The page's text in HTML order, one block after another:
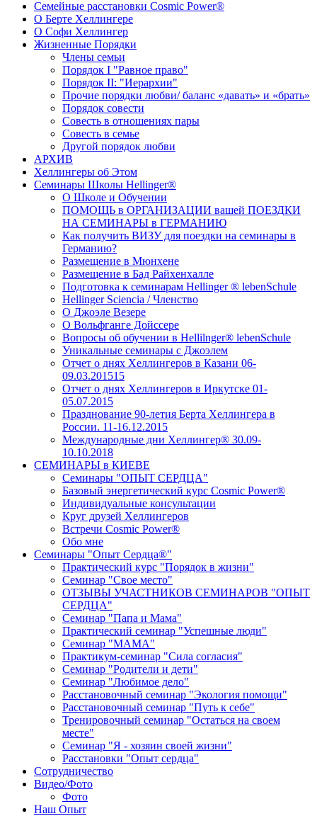
Семейные расстановки Cosmic Power®
О Берте Хеллингере
О Софи Хеллингер
Жизненные Порядки
Члены семьи
Порядок I "Равное право"
Порядок II: "Иерархии"
Прочие порядки любви/ баланс «давать» и «брать»
Порядок совести
Совесть в отношениях пары
Совесть в семье
Другой порядок любви
АРХИВ
Хеллингеры об Этом
Семинары Школы Hellinger®
О Школе и Обучении
ПОМОЩЬ в ОРГАНИЗАЦИИ вашей ПОЕЗДКИ
НА СЕМИНАРЫ в ГЕРМАНИЮ
Как получить ВИЗУ для поездки на семинары в
Германию?
Размещение в Мюнхене
Размещение в Бад Райхенхалле
Подготовка к семинарам Hellinger ® lebenSchule
Hellinger Sciencia / Членство
О Джоэле Везере
О Вольфганге Дойссере
Вопросы об обучении в Hellilnger® lebenSchule
Уникальные семинары с Джоэлем
Отчет о днях Хеллингеров в Казани 06-
09.03.201515
Отчет о днях Хеллингеров в Иркутске 01-
05.07.2015
Празднование 90-летия Берта Хеллингера в
России. 11-16.12.2015
Международные дни Хеллингер® 30.09-
10.10.2018
СЕМИНАРЫ в КИЕВЕ
Семинары "ОПЫТ СЕРДЦА"
Базовый энергетический курс Cosmic Power®
Индивидуальные консультации
Круг друзей Хеллингеров
Встречи Cosmic Power®
Обо мне
Семинары "Опыт Сердца®"
Практический курс "Порядок в жизни"
Семинар "Свое место"
ОТЗЫВЫ УЧАСТНИКОВ СЕМИНАРОВ "ОПЫТ
СЕРДЦА"
Семинар "Папа и Мама"
Практический семинар "Успешные люди"
Семинар "МАМА"
Практикум-семинар "Сила согласия"
Семинар "Родители и дети"
Семинар "Любимое дело"
Расстановочный семинар "Экология помощи"
Расстановочный семинар "Путь к себе"
Тренировочный семинар "Остаться на своем
месте"
Семинар "Я - хозяин своей жизни"
Расстановки "Опыт сердца"
Сотрудничество
Видео/Фото
Фото
Наш Опыт